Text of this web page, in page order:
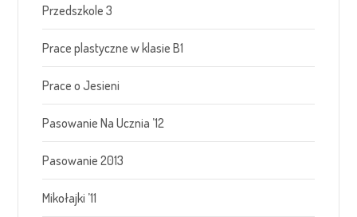
Przedszkole 3
Prace plastyczne w klasie B1
Prace o Jesieni
Pasowanie Na Ucznia ’12
Pasowanie 2013
Mikołajki ’11